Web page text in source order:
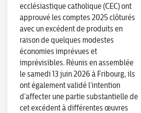
ecclésiastique catholique (CEC) ont
approuvé les comptes 2025 clôturés
avec un excédent de produits en
raison de quelques modestes
économies imprévues et
imprévisibles. Réunis en assemblée
le samedi 13 juin 2026 à Fribourg, ils
ont également validé l’intention
d’affecter une partie substantielle de
cet excédent à différentes œuvres